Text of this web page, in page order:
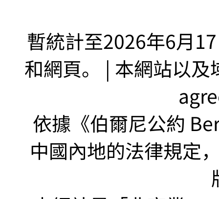
暫統計至2026年6月
和網頁。 | 本網站以
依據《伯爾尼公約
中國內地的法律規定